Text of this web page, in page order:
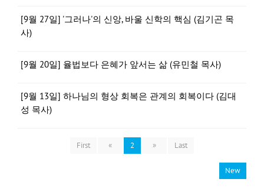
[9월 27일] '그러나'의 신앙, 바울 신학의 핵심 (김기곤 목
사)
[9월 20일] 율법보다 은혜가 앞서는 삶 (유민철 목사)
[9월 13일] 하나님의 형상 회복은 관계의 회복이다 (김대
성 목사)
First « 2 » Last
New